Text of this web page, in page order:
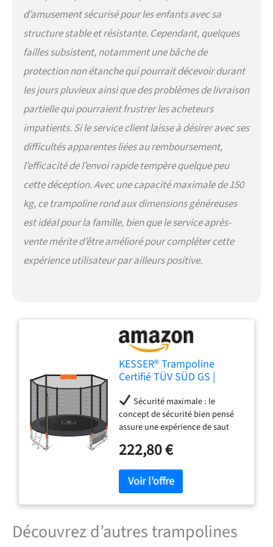
d’amusement sécurisé pour les enfants avec sa
structure stable et résistante. Cependant, quelques
failles subsistent, notamment une bâche de
protection non étanche qui pourrait décevoir durant
les jours pluvieux ainsi que des problèmes de livraison
partielle qui pourraient frustrer les acheteurs
impatients. Si le service client laisse à désirer avec ses
difficultés apparentes liées au remboursement,
l’efficacité de l’envoi rapide tempère quelque peu
cette déception. Avec une capacité maximale de 150
kg, ce trampoline rond aux dimensions généreuses
est idéal pour la famille, bien que le service après-
vente mérite d’être amélioré pour compléter cette
expérience utilisateur par ailleurs positive.
KESSER® Trampoline
Certifié TÜV SÜD GS |
Filet de sécurité, échelle et
Accessoires | Pour Enfants
et Jardin, 150 kg
Sécurité maximale : le
concept de sécurité bien pensé
assure une expérience de saut
particulièrement importante lors
Un filet de sécurité intérieur
empêche de manière fiable tout
contact avec les ressorts et le
poteaux de filet rembourrés ainsi
qu'une couverture de cadre
222,80 €
Découvrez d’autres trampolines